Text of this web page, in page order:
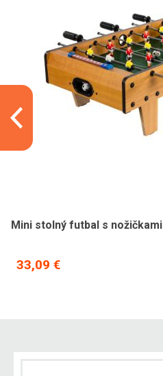
Mini stolný futbal s nožičkami
33,09 €